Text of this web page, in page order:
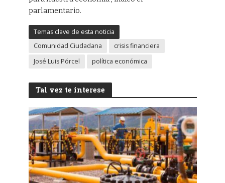
parlamentario.
Temas clave de esta noticia
Comunidad Ciudadana
crisis financiera
José Luis Pórcel
política económica
Tal vez te interese